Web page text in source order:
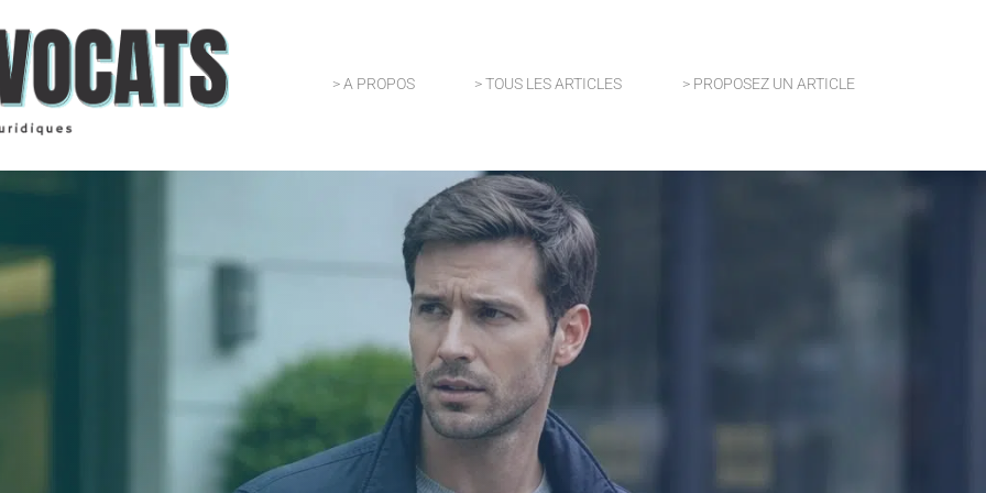
> A PROPOS > TOUS LES ARTICLES > PROPOSEZ UN ARTICLE